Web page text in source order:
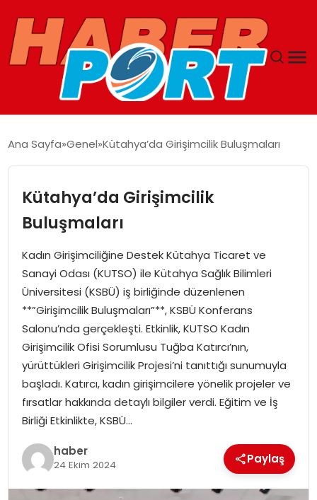
GUNCEL
YAŞAM
SPOR
MAGAZIN
SPOR
EĞITIM
OTOMOBIL
TEKNOLOJI
Ana Sayfa Genel Kütahya’da Girişimcilik Buluşmaları
Kütahya’da Girişimcilik
Buluşmaları
Kadın Girişimciliğine Destek Kütahya Ticaret ve
Sanayi Odası (KUTSO) ile Kütahya Sağlık Bilimleri
Üniversitesi (KSBÜ) iş birliğinde düzenlenen
**”Girişimcilik Buluşmaları”**, KSBÜ Konferans
Salonu’nda gerçekleşti. Etkinlik, KUTSO Kadın
Girişimcilik Ofisi Sorumlusu Tuğba Katırcı’nın,
yürüttükleri Girişimcilik Projesi’ni tanıttığı sunumuyla
başladı. Katırcı, kadın girişimcilere yönelik projeler ve
fırsatlar hakkında detaylı bilgiler verdi. Eğitim ve İş
Birliği Etkinlikte, KSBÜ…
haber
24 Ekim 2024 Paylaş